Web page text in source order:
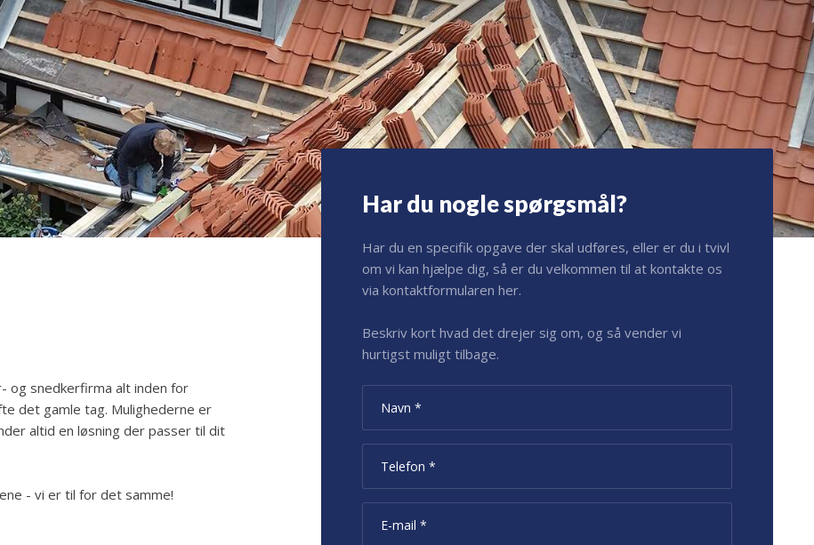
og snedkerfirma alt inden for
det gamle tag. Mulighederne er
altid en løsning der passer til dit
- vi er til for det samme!
Har du nogle spørgsmål?
Har du en specifik opgave der skal udføres, eller er du i tvivl
om vi kan hjælpe dig, så er du velkommen til at kontakte os
via kontaktformularen her.
​Beskriv kort hvad det drejer sig om, og så vender vi
hurtigst muligt tilbage.